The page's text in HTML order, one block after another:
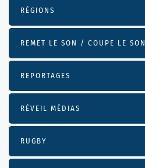
RÉGIONS
REMET LE SON / COUPE LE SON
REPORTAGES
RÉVEIL MÉDIAS
RUGBY